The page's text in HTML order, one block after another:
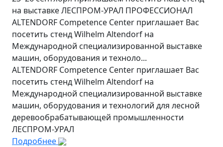
на выставке ЛЕСПРОМ-УРАЛ ПРОФЕССИОНАЛ
ALTENDORF Competence Center приглашает Вас
посетить стенд Wilhelm Altendorf на
Международной специализированной выставке
машин, оборудования и техноло...
ALTENDORF Competence Center приглашает Вас
посетить стенд Wilhelm Altendorf на
Международной специализированной выставке
машин, оборудования и технологий для лесной
деревообрабатывающей промышленности
ЛЕСПРОМ-УРАЛ
Подробнее